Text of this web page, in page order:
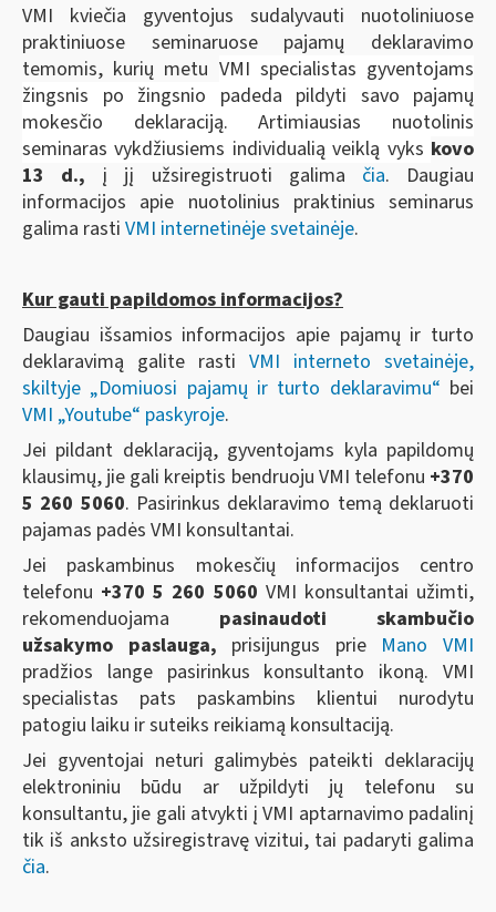
VMI kviečia gyventojus sudalyvauti nuotoliniuose
praktiniuose seminaruose pajamų deklaravimo
temomis, kurių metu VMI specialistas gyventojams
žingsnis po žingsnio padeda pildyti savo pajamų
mokesčio deklaraciją. Artimiausias nuotolinis
seminaras vykdžiusiems individualią veiklą vyks kovo
13 d., į jį užsiregistruoti galima čia. Daugiau
informacijos apie nuotolinius praktinius seminarus
galima rasti VMI internetinėje svetainėje.
Kur gauti papildomos informacijos?
Daugiau išsamios informacijos apie pajamų ir turto
deklaravimą galite rasti VMI interneto svetainėje,
skiltyje „Domiuosi pajamų ir turto deklaravimu“ bei
VMI „Youtube“ paskyroje.
Jei pildant deklaraciją, gyventojams kyla papildomų
klausimų, jie gali kreiptis bendruoju VMI telefonu +370
5 260 5060. Pasirinkus deklaravimo temą deklaruoti
pajamas padės VMI konsultantai.
Jei paskambinus mokesčių informacijos centro
telefonu +370 5 260 5060 VMI konsultantai užimti,
rekomenduojama pasinaudoti skambučio
užsakymo paslauga, prisijungus prie Mano VMI
pradžios lange pasirinkus konsultanto ikoną. VMI
specialistas pats paskambins klientui nurodytu
patogiu laiku ir suteiks reikiamą konsultaciją.
Jei gyventojai neturi galimybės pateikti deklaracijų
elektroniniu būdu ar užpildyti jų telefonu su
konsultantu, jie gali atvykti į VMI aptarnavimo padalinį
tik iš anksto užsiregistravę vizitui, tai padaryti galima
čia.